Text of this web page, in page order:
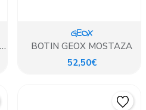
GEOX
BOTIN GEOX MOSTAZA
52,50€